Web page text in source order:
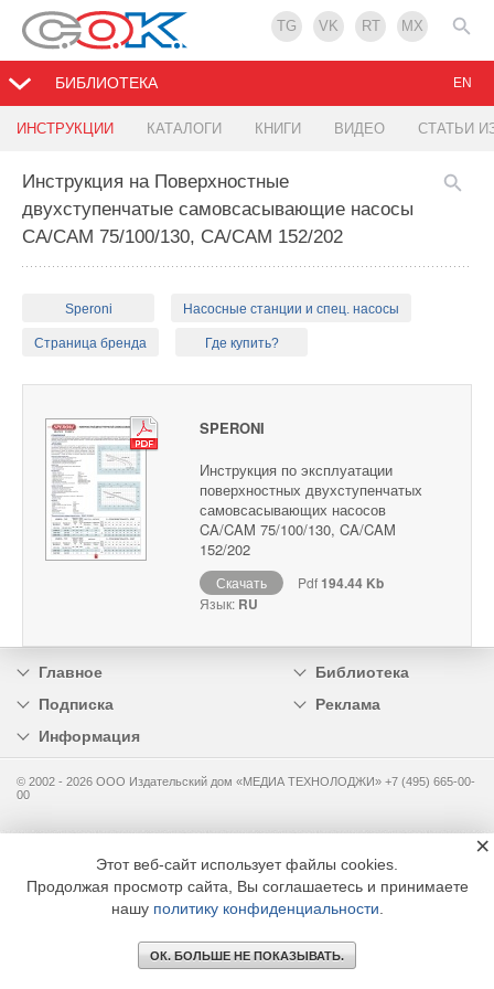
TG VK RT MX
БИБЛИОТЕКА
ИНСТРУКЦИИ КАТАЛОГИ КНИГИ ВИДЕО СТАТЬИ
EN
Инструкция на Поверхностные
двухступенчатые самовсасывающие насосы
CA/CAM 75/100/130, CA/CAM 152/202
Speroni Насосные станции и спец. насосы
Страница бренда Где купить?
SPERONI
Инструкция по эксплуатации
поверхностных двухступенчатых
самовсасывающих насосов
CA/CAM 75/100/130, CA/CAM
152/202
Скачать Pdf194.44 Kb
Язык: RU
Главное
Библиотека
Подписка
Реклама
Информация
© 2002 - 2026 OOO Издательский дом «МЕДИА ТЕХНОЛОДЖИ» +7 (495) 665-00-
00
Этот веб-сайт использует файлы cookies.
Продолжая просмотр сайта, Вы соглашаетесь и принимаете
нашу политику конфиденциальности
ОК. БОЛЬШЕ НЕ ПОКАЗЫВАТЬ.
×